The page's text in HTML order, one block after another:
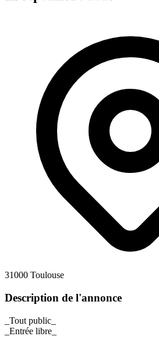
31000 Toulouse
Description de l'annonce
_Tout public_
_Entrée libre_